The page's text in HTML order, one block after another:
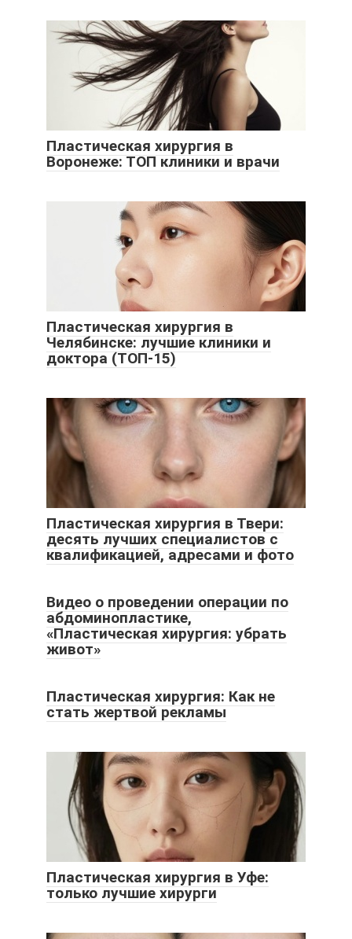
Пластическая хирургия в
Воронеже: ТОП клиники и врачи
Пластическая хирургия в
Челябинске: лучшие клиники и
доктора (ТОП-15)
Пластическая хирургия в Твери:
десять лучших специалистов с
квалификацией, адресами и фото
Видео о проведении операции по
абдоминопластике,
«Пластическая хирургия: убрать
живот»
Пластическая хирургия: Как не
стать жертвой рекламы
Пластическая хирургия в Уфе:
только лучшие хирурги